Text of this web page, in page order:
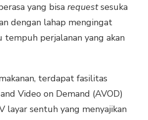
yang bisa requestsesuka
dengan lahap mengingat
tempuh perjalanan yang akan
terdapat fasilitas
Video on Demand (AVOD)
layar sentuh yang menyajikan